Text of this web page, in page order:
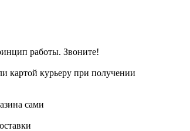
работы. Звоните!
картой курьеру при получении
сами